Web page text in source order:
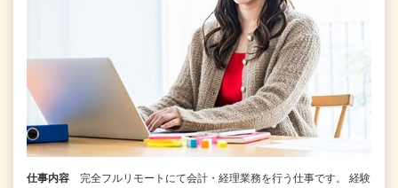
仕事内容
完全フルリモートにて会計・経理業務を行う仕事です。 経験